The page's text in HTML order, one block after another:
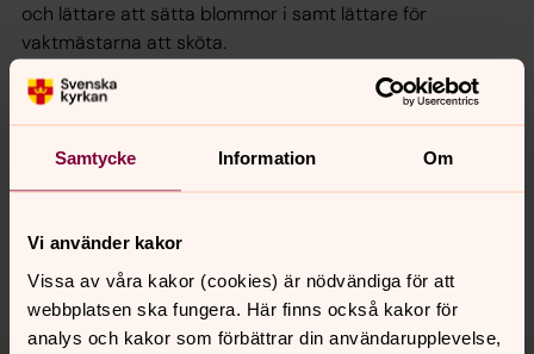
Samtycke Information Om
Vi använder kakor
Vissa av våra kakor (cookies) är nödvändiga för att
webbplatsen ska fungera. Här finns också kakor för
analys och kakor som förbättrar din användarupplevelse,
och lättare att sätta blommor i samt lättare för
vaktmästarna att sköta.
Synpunkter eller frågor på sidans
innehåll?
Tillbaka till toppen
Tillbaka till innehållet